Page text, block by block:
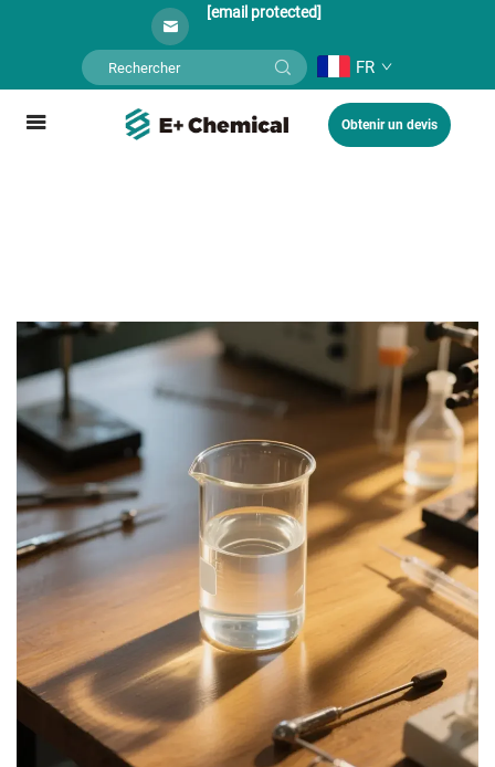
[email protected]
FR
Obtenir un devis